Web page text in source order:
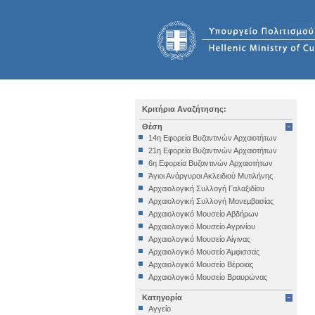
Κριτήρια Αναζήτησης:
Θέση
14η Εφορεία Βυζαντινών Αρχαιοτήτων
21η Εφορεία Βυζαντινών Αρχαιοτήτων
6η Εφορεία Βυζαντινών Αρχαιοτήτων
Άγιοι Ανάργυροι Ακλειδιού Μυτιλήνης
Αρχαιολογική Συλλογή Γαλαξιδίου
Αρχαιολογική Συλλογή Μονεμβασίας
Αρχαιολογικό Μουσείο Αβδήρων
Αρχαιολογικό Μουσείο Αγρινίου
Αρχαιολογικό Μουσείο Αίγινας
Αρχαιολογικό Μουσείο Άμφισσας
Αρχαιολογικό Μουσείο Βέροιας
Αρχαιολογικό Μουσείο Βραυρώνας
Αρχαιολογικό Μουσείο Δελφών
Αρχαιολογικό Μουσείο Ηγουμενίτσας
Κατηγορία
Αγγείο